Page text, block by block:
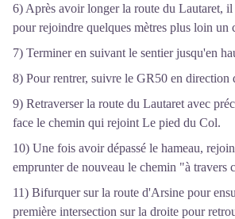
6) Après avoir longer la route du Lautaret, il
pour rejoindre quelques mètres plus loin un
7) Terminer en suivant le sentier jusqu'en
8) Pour rentrer, suivre le GR50 en
9) Retraverser la route du Lautaret avec
face le chemin qui rejoint Le pied du Col.
10) Une fois avoir dépassé le hameau,
emprunter de nouveau le chemin "à travers
11) Bifurquer sur la route d'Arsine pour
première intersection sur la droite pour